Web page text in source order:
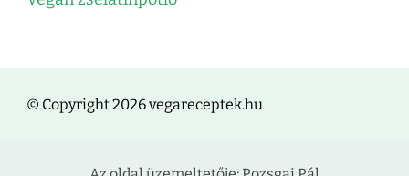
© Copyright 2026 vegareceptek.hu